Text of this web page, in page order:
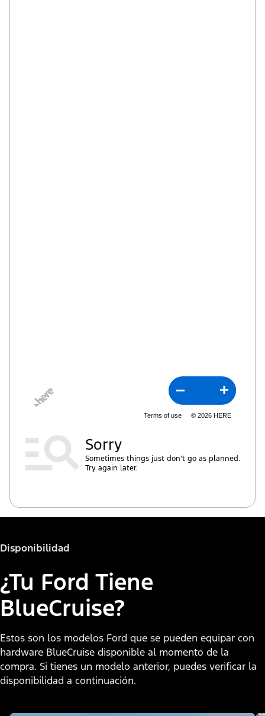
Terms of use © 2026 HERE
Sorry
Sometimes things just don’t go as planned.
Try again later.
Disponibilidad
¿Tu Ford Tiene
BlueCruise?
Estos son los modelos Ford que se pueden equipar con
hardware BlueCruise disponible al momento de la
compra. Si tienes un modelo anterior, puedes verificar la
disponibilidad a continuación.